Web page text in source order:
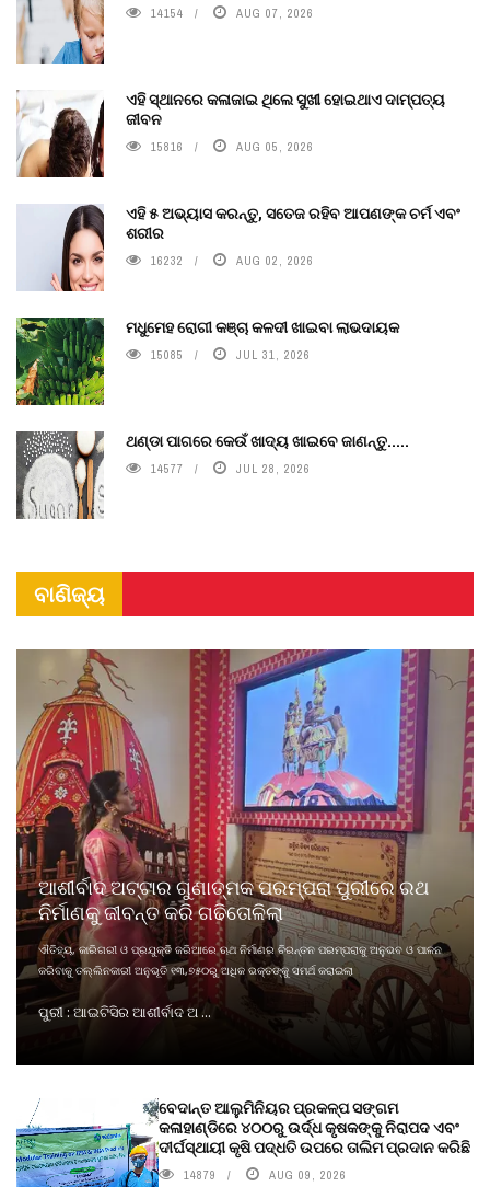
14154 AUG 07, 2026
ଏହି ସ୍ଥାନରେ କଳାଜାଇ ଥିଲେ ସୁଖୀ ହୋଇଥାଏ ଦାମ୍ପତ୍ୟ
ଜୀବନ
15816 AUG 05, 2026
ଏହି ୫ ଅଭ୍ୟାସ କରନ୍ତୁ, ସତେଜ ରହିବ ଆପଣଙ୍କ ଚର୍ମ ଏବଂ
ଶରୀର
16232 AUG 02, 2026
ମଧୁମେହ ରୋଗୀ କଞ୍ଚା କଳଦୀ ଖାଇବା ଲାଭଦାୟକ
15085 JUL 31, 2026
ଥଣ୍ଡା ପାଗରେ କେଉଁ ଖାଦ୍ୟ ଖାଇବେ ଜାଣନ୍ତୁ.....
14577 JUL 28, 2026
ବାଣିଜ୍ୟ
ଆଶୀର୍ବାଦ ଅଟ୍ଟାର ଗୁଣାତ୍ମକ ପରମ୍ପରା ପୁରୀରେ ରଥ
ନିର୍ମାଣକୁ ଜୀବନ୍ତ କରି ଗଢିତୋଳିଲା
ଐତିହ୍ୟ, କାରିଗରୀ ଓ ପ୍ରଯୁକ୍ତି ଜରିଆରେ ଋଥ ନିର୍ମାଣର ଚିରନ୍ତନ ପରମ୍ପରାକୁ ଅନୁଭବ ଓ ପାଳନ
କରିବାକୁ ତଲ୍ଲିନକାରୀ ଅନୁଭୂତି ୧୩,୭୫୦ରୁ ଅଧିକ ଭକ୍ତଙ୍କୁ ସମର୍ଥ କରାଇଲା
ପୁରୀ : ଆଇଟିସିର ଆଶୀର୍ବାଦ ଅ ...
ବେଦାନ୍ତ ଆଲୁମିନିୟର ପ୍ରକଳ୍ପ ସଙ୍ଗମ
କଳାହାଣ୍ଡିରେ ୪୦୦ରୁ ଉର୍ଦ୍ଧ କୃଷକଙ୍କୁ ନିରାପଦ ଏବଂ
ଦୀର୍ଘସ୍ଥାୟୀ କୃଷି ପଦ୍ଧତି ଉପରେ ତାଲିମ ପ୍ରଦାନ କରିଛି
14879 AUG 09, 2026